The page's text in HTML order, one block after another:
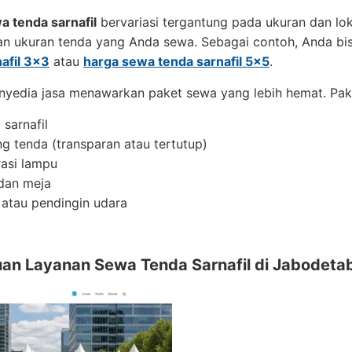
tenda sarnafil bervariasi tergantung pada ukuran dan
ukuran tenda yang Anda sewa. Sebagai contoh, Anda
3×3 atau harga sewa tenda sarnafil 5×5.
jasa menawarkan paket sewa yang lebih hemat.
sarnafil
tenda (transparan atau tertutup)
lampu
meja
pendingin udara
Layanan Sewa Tenda Sarnafil di